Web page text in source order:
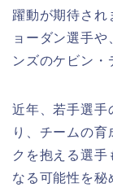
躍動が期待され
ョーダン選手
ンズのケビン・
近年、若手選手
り、チームの育
クを抱える選手
なる可能性を秘